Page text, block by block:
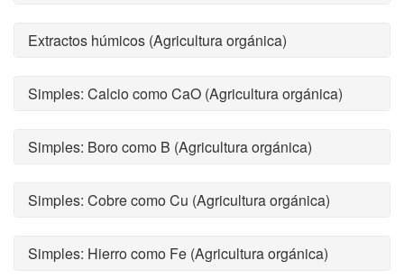
Extractos húmicos (Agricultura orgánica)
Simples: Calcio como CaO (Agricultura orgánica)
Simples: Boro como B (Agricultura orgánica)
Simples: Cobre como Cu (Agricultura orgánica)
Simples: Hierro como Fe (Agricultura orgánica)